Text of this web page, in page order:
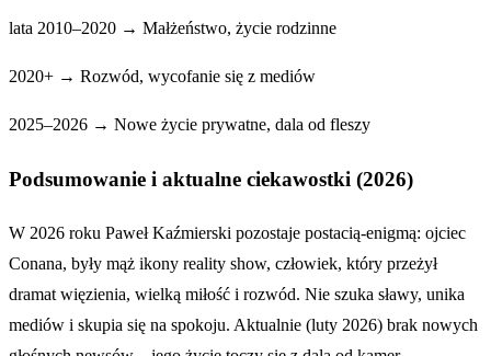
lata 2010–2020 → Małżeństwo, życie rodzinne
2020+ → Rozwód, wycofanie się z mediów
2025–2026 → Nowe życie prywatne, dala od fleszy
Podsumowanie i aktualne ciekawostki (2026)
W 2026 roku Paweł Kaźmierski pozostaje postacią-enigmą: ojciec
Conana, były mąż ikony reality show, człowiek, który przeżył
dramat więzienia, wielką miłość i rozwód. Nie szuka sławy, unika
mediów i skupia się na spokoju. Aktualnie (luty 2026) brak nowych